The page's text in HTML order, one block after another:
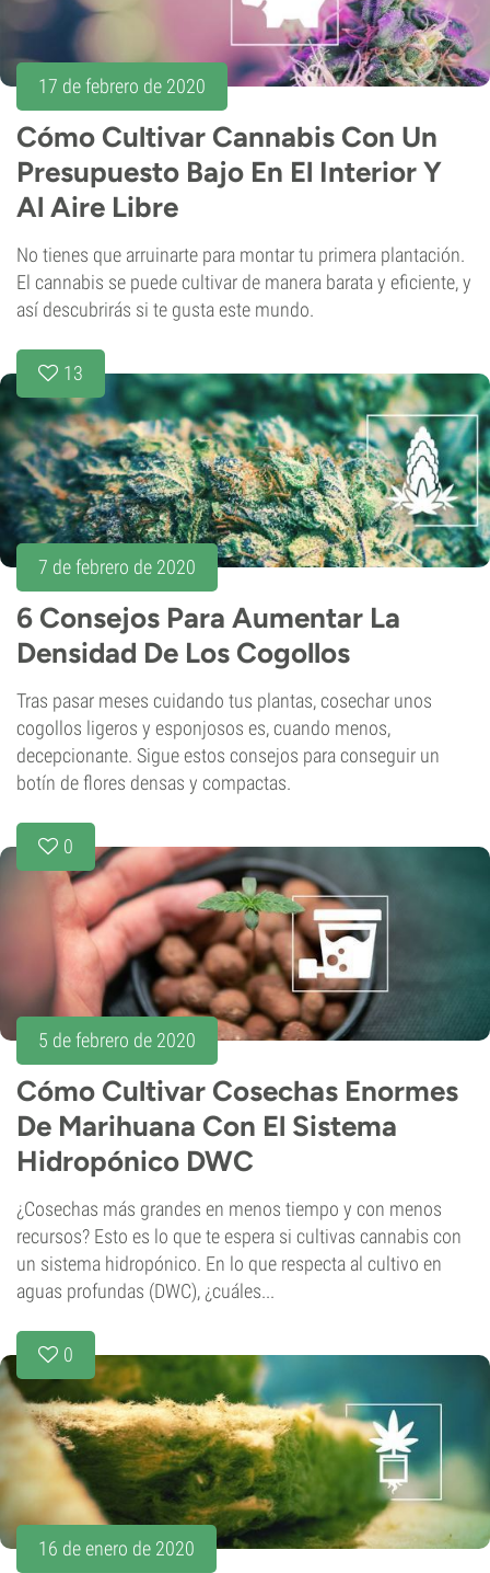
17 de febrero de 2020
Cómo Cultivar Cannabis Con Un
Presupuesto Bajo En El Interior Y
Al Aire Libre
No tienes que arruinarte para montar tu primera plantación.
El cannabis se puede cultivar de manera barata y eficiente, y
así descubrirás si te gusta este mundo.
13
7 de febrero de 2020
6 Consejos Para Aumentar La
Densidad De Los Cogollos
Tras pasar meses cuidando tus plantas, cosechar unos
cogollos ligeros y esponjosos es, cuando menos,
decepcionante. Sigue estos consejos para conseguir un
botín de flores densas y compactas.
0
5 de febrero de 2020
Cómo Cultivar Cosechas Enormes
De Marihuana Con El Sistema
Hidropónico DWC
¿Cosechas más grandes en menos tiempo y con menos
recursos? Esto es lo que te espera si cultivas cannabis con
un sistema hidropónico. En lo que respecta al cultivo en
aguas profundas (DWC), ¿cuáles...
0
16 de enero de 2020